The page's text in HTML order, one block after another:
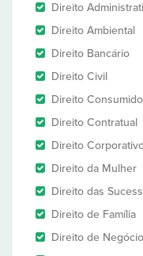
Direito
Direito Ambiental
Direito Bancário
Direito Civil
Direito
Direito Contratual
Direito
Direito da Mulher
Direito das
Direito de Família
Direito de